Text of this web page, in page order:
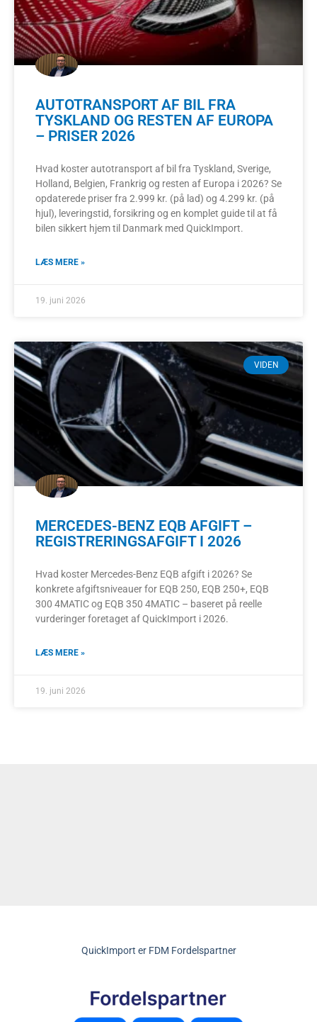
AUTOTRANSPORT AF BIL FRA
TYSKLAND OG RESTEN AF EUROPA
– PRISER 2026
Hvad koster autotransport af bil fra Tyskland, Sverige,
Holland, Belgien, Frankrig og resten af Europa i 2026? Se
opdaterede priser fra 2.999 kr. (på lad) og 4.299 kr. (på
hjul), leveringstid, forsikring og en komplet guide til at få
bilen sikkert hjem til Danmark med QuickImport.
LÆS MERE »
19. juni 2026
VIDEN
MERCEDES-BENZ EQB AFGIFT –
REGISTRERINGSAFGIFT I 2026
Hvad koster Mercedes-Benz EQB afgift i 2026? Se
konkrete afgiftsniveauer for EQB 250, EQB 250+, EQB
300 4MATIC og EQB 350 4MATIC – baseret på reelle
vurderinger foretaget af QuickImport i 2026.
LÆS MERE »
19. juni 2026
QuickImport er FDM Fordelspartner